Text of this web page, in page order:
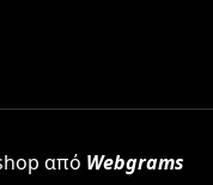
από Webgrams